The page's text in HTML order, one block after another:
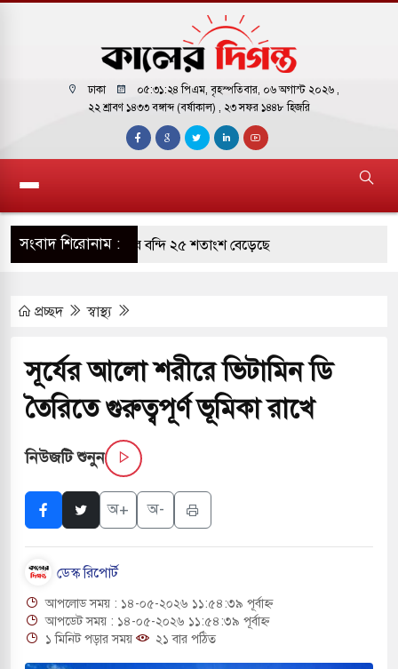
ঢাকা ০৫:৩১:২৫ পিএম, বৃহস্পতিবার, ০৬ অগাস্ট ২০২৬ ,
২২ শ্রাবণ ১৪৩৩ বঙ্গাব্দ (বর্ষাকাল) , ২৩ সফর ১৪৪৮ হিজরি
সংবাদ শিরোনাম :
দক্ষিণ কোরিয়ার বন্দি ২৫ শতাংশ বেড়েছে
জুমার বয়ান ও নামাজ পড়াবেন দেওবন্দের
ছাড়লেন জনপ্রিয় ভারতীয় সাংবাদিক ময়ূখ রঞ্জন
অ্যারেস্ট আবেদন, বরগুনার এসআইয়ের বিরুদ্ধে
জাদুঘর নতুন বাংলাদেশের পথচলার কেন্দ্র হবে: ড.
প্রচ্ছদ স্বাস্থ্য
সূর্যের আলো শরীরে ভিটামিন ডি
তৈরিতে গুরুত্বপূর্ণ ভূমিকা রাখে
নিউজটি শুনুন
অ+ অ-
ডেস্ক রিপোর্ট
আপলোড সময় : ১৪-০৫-২০২৬ ১১:৫৪:৩৯ পূর্বাহ্ন
আপডেট সময় : ১৪-০৫-২০২৬ ১১:৫৪:৩৯ পূর্বাহ্ন
১ মিনিট পড়ার সময়
২১ বার পঠিত